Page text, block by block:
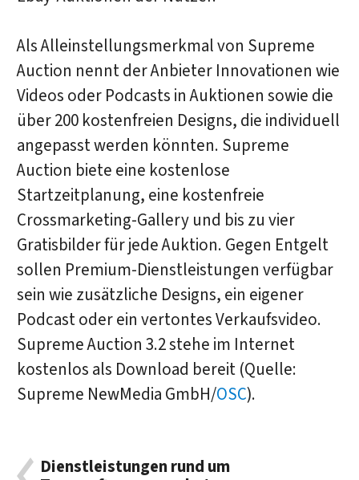
Als Alleinstellungsmerkmal von Supreme
Auction nennt der Anbieter Innovationen wie
Videos oder Podcasts in Auktionen sowie die
über 200 kostenfreien Designs, die individuell
angepasst werden könnten. Supreme
Auction biete eine kostenlose
Startzeitplanung, eine kostenfreie
Crossmarketing-Gallery und bis zu vier
Gratisbilder für jede Auktion. Gegen Entgelt
sollen Premium-Dienstleistungen verfügbar
sein wie zusätzliche Designs, ein eigener
Podcast oder ein vertontes Verkaufsvideo.
Supreme Auction 3.2 stehe im Internet
kostenlos als Download bereit (Quelle:
Supreme NewMedia GmbH/OSC).
Dienstleistungen rund um